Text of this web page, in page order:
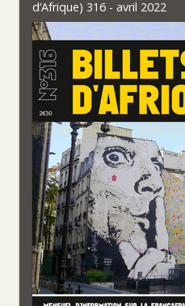
d’Afrique) 316 - avril 2022